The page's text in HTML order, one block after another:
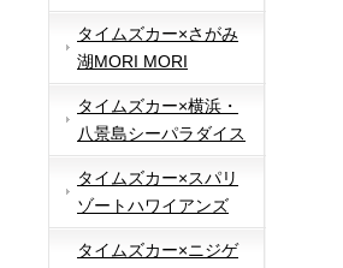
タイムズカー×さがみ
湖MORI MORI
タイムズカー×横浜・
八景島シーパラダイス
タイムズカー×スパリ
ゾートハワイアンズ
タイムズカー×ニジゲ